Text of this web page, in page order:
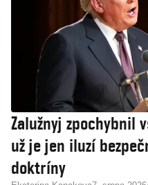
Zalužnyj zpochybnil
už je jen iluzí
doktríny